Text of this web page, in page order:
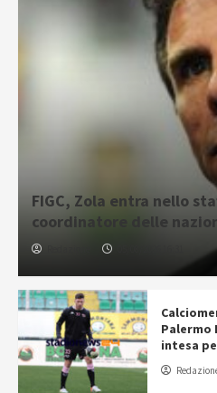
FIGC, Zola entra nello
coordinatore delle
Palermo
intesa